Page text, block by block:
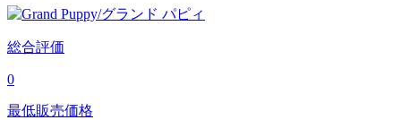
総合評価
0
最低販売価格